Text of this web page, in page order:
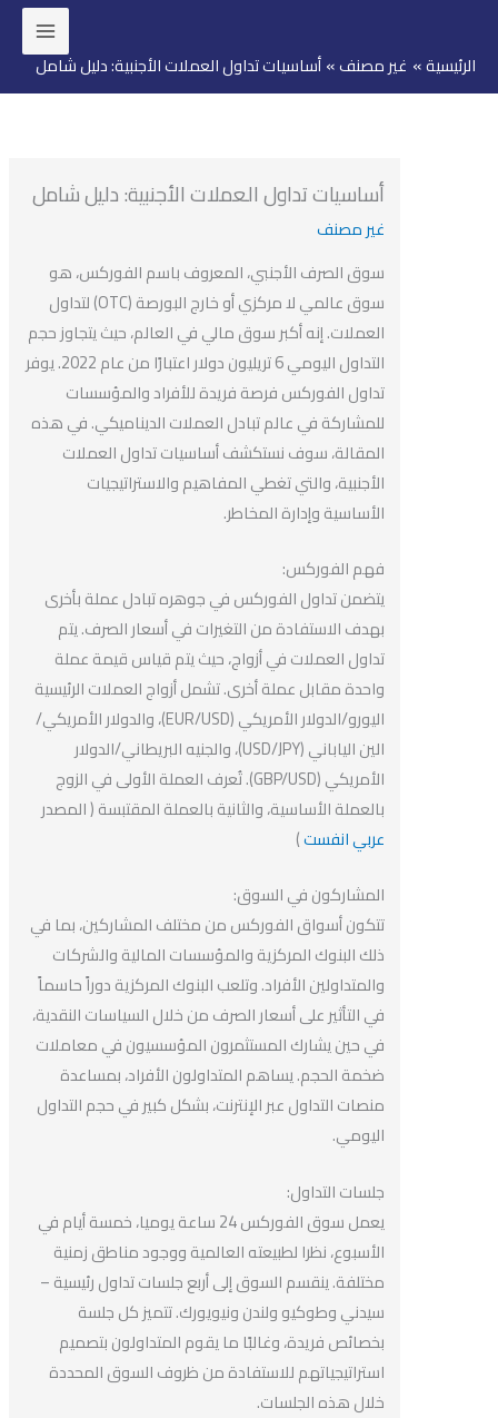
غير مصنف أساسيات تداول العملات الأجنبية: دليل شامل
أساسيات تداول العملات الأجنبية: دليل شامل
غير مصنف
سوق الصرف الأجنبي، المعروف باسم الفوركس، هو
سوق عالمي لا مركزي أو خارج البورصة (OTC) لتداول
العملات. إنه أكبر سوق مالي في العالم، حيث يتجاوز حجم
التداول اليومي 6 تريليون دولار اعتبارًا من عام 2022. يوفر
تداول الفوركس فرصة فريدة للأفراد والمؤسسات
للمشاركة في عالم تبادل العملات الديناميكي. في هذه
المقالة، سوف نستكشف أساسيات تداول العملات
الأجنبية، والتي تغطي المفاهيم والاستراتيجيات
الأساسية وإدارة المخاطر.
فهم الفوركس:
يتضمن تداول الفوركس في جوهره تبادل عملة بأخرى
بهدف الاستفادة من التغيرات في أسعار الصرف. يتم
تداول العملات في أزواج، حيث يتم قياس قيمة عملة
واحدة مقابل عملة أخرى. تشمل أزواج العملات الرئيسية
اليورو/الدولار الأمريكي (EUR/USD)، والدولار الأمريكي/
الين الياباني (USD/JPY)، والجنيه البريطاني/الدولار
الأمريكي (GBP/USD). تُعرف العملة الأولى في الزوج
بالعملة الأساسية، والثانية بالعملة المقتبسة ( المصدر
عربي انفست)
المشاركون في السوق:
تتكون أسواق الفوركس من مختلف المشاركين، بما في
ذلك البنوك المركزية والمؤسسات المالية والشركات
والمتداولين الأفراد. وتلعب البنوك المركزية دوراً حاسماً
في التأثير على أسعار الصرف من خلال السياسات النقدية،
في حين يشارك المستثمرون المؤسسيون في معاملات
ضخمة الحجم. يساهم المتداولون الأفراد، بمساعدة
منصات التداول عبر الإنترنت، بشكل كبير في حجم التداول
اليومي.
جلسات التداول:
يعمل سوق الفوركس 24 ساعة يوميا، خمسة أيام في
الأسبوع، نظرا لطبيعته العالمية ووجود مناطق زمنية
مختلفة. ينقسم السوق إلى أربع جلسات تداول رئيسية –
سيدني وطوكيو ولندن ونيويورك. تتميز كل جلسة
بخصائص فريدة، وغالبًا ما يقوم المتداولون بتصميم
استراتيجياتهم للاستفادة من ظروف السوق المحددة
خلال هذه الجلسات.